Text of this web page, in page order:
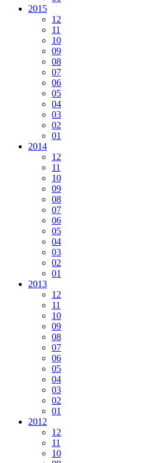
2015
12
11
10
09
08
07
06
05
04
03
02
01
2014
12
11
10
09
08
07
06
05
04
03
02
01
2013
12
11
10
09
08
07
06
05
04
03
02
01
2012
12
11
10